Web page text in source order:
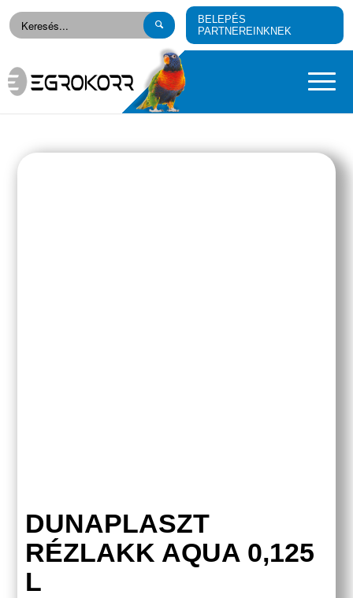
BELEPÉS
PARTNEREINKNEK
DUNAPLASZT
RÉZLAKK AQUA 0,125
L